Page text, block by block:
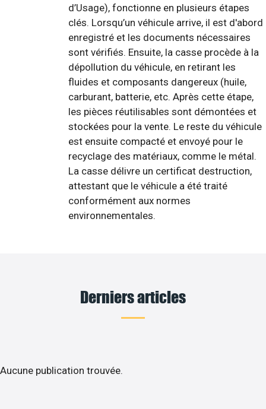
d’Usage), fonctionne en plusieurs étapes
clés. Lorsqu’un véhicule arrive, il est d'abord
enregistré et les documents nécessaires
sont vérifiés. Ensuite, la casse procède à la
dépollution du véhicule, en retirant les
fluides et composants dangereux (huile,
carburant, batterie, etc. Après cette étape,
les pièces réutilisables sont démontées et
stockées pour la vente. Le reste du véhicule
est ensuite compacté et envoyé pour le
recyclage des matériaux, comme le métal.
La casse délivre un certificat destruction,
attestant que le véhicule a été traité
conformément aux normes
environnementales.
Derniers articles
Aucune publication trouvée.